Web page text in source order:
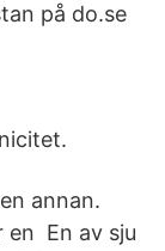
på do.se
annan.
en En av sju